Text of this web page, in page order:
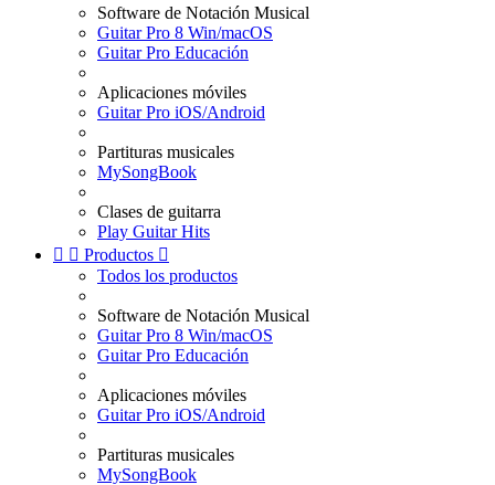
Software de Notación Musical
Guitar Pro 8 Win/macOS
Guitar Pro Educación
Aplicaciones móviles
Guitar Pro iOS/Android
Partituras musicales
MySongBook
Clases de guitarra
Play Guitar Hits
  Productos 
Todos los productos
Software de Notación Musical
Guitar Pro 8 Win/macOS
Guitar Pro Educación
Aplicaciones móviles
Guitar Pro iOS/Android
Partituras musicales
MySongBook